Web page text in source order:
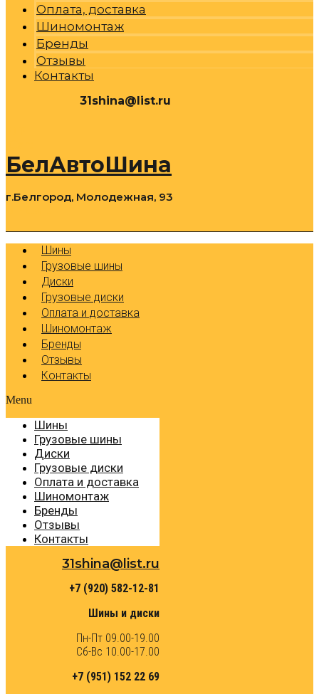
Оплата, доставка
Шиномонтаж
Бренды
Отзывы
Контакты
31shina@list.ru
БелАвтоШина
г.Белгород, Молодежная, 93
Шины
Грузовые шины
Диски
Грузовые диски
Оплата и доставка
Шиномонтаж
Бренды
Отзывы
Контакты
Menu
Шины
Грузовые шины
Диски
Грузовые диски
Оплата и доставка
Шиномонтаж
Бренды
Отзывы
Контакты
31shina@list.ru
+7 (920) 582-12-81
Шины и диски
Пн-Пт 09.00-19.00
Сб-Вс 10.00-17.00
+7 (951) 152 22 69